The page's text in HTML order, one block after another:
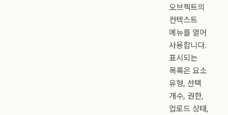
오브젝트의
컨텍스트
메뉴를 열어
사용합니다.
표시되는
목록은 요소
유형, 선택
개수, 권한,
업로드 상태,